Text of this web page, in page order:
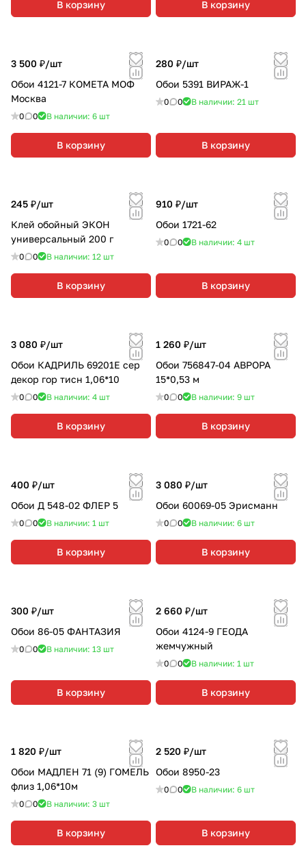
В корзину В корзину
3 500 ₽/шт
Обои 4121-7 КОМЕТА МОФ
Москва
0 0 В наличии: 6 шт
В корзину
280 ₽/шт
Обои 5391 ВИРАЖ-1
0 0 В наличии: 21 шт
В корзину
245 ₽/шт
Клей обойный ЭКОН
универсальный 200 г
0 0 В наличии: 12 шт
В корзину
910 ₽/шт
Обои 1721-62
0 0 В наличии: 4 шт
В корзину
3 080 ₽/шт
Обои КАДРИЛЬ 69201Е сер
декор гор тисн 1,06*10
0 0 В наличии: 4 шт
В корзину
1 260 ₽/шт
Обои 756847-04 АВРОРА
15*0,53 м
0 0 В наличии: 9 шт
В корзину
400 ₽/шт
Обои Д 548-02 ФЛЕР 5
0 0 В наличии: 1 шт
В корзину
3 080 ₽/шт
Обои 60069-05 Эрисманн
0 0 В наличии: 6 шт
В корзину
300 ₽/шт
Обои 86-05 ФАНТАЗИЯ
0 0 В наличии: 13 шт
В корзину
2 660 ₽/шт
Обои 4124-9 ГЕОДА
жемчужный
0 0 В наличии: 1 шт
В корзину
1 820 ₽/шт
Обои МАДЛЕН 71 (9) ГОМЕЛЬ
флиз 1,06*10м
0 0 В наличии: 3 шт
В корзину
2 520 ₽/шт
Обои 8950-23
0 0 В наличии: 6 шт
В корзину